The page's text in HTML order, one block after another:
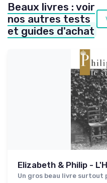
Beaux livres : voir
nos autres tests
et guides d'achat
Elizabeth & Philip -
Un gros beau livre surtout